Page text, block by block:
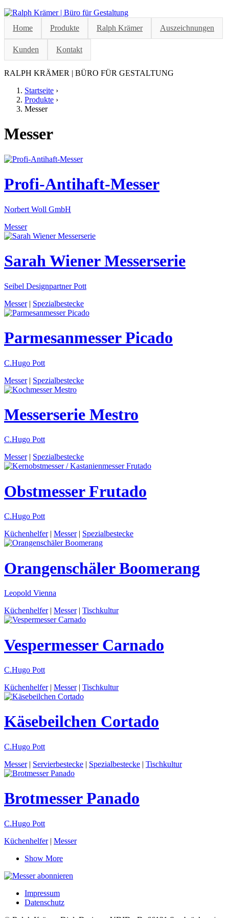
Jump to navigation
Home
Produkte Ralph Krämer Auszeichnungen
Kunden Kontakt
RALPH KRÄMER | BÜRO FÜR GESTALTUNG
Sie sind hier
Startseite ›
Produkte ›
Messer
Messer
Profi-Antihaft-Messer
Norbert Woll GmbH
Messer
Sarah WienerMesserserie
Seibel Designpartner Pott
Messer| Spezialbestecke
ParmesanmesserPicado
C.Hugo Pott
Messer| Spezialbestecke
Messerserie Mestro
C.Hugo Pott
Messer| Spezialbestecke
ObstmesserFrutado
C.Hugo Pott
Küchenhelfer| Messer| Spezialbestecke
OrangenschälerBoomerang
Leopold Vienna
Küchenhelfer| Messer| Tischkultur
Vespermesser Carnado
C.Hugo Pott
Küchenhelfer| Messer| Tischkultur
Käsebeilchen Cortado
C.Hugo Pott
Messer| Servierbestecke | Spezialbestecke | Tischkultur
BrotmesserPanado
C.Hugo Pott
Küchenhelfer| Messer
Show More
Impressum
Datenschutz